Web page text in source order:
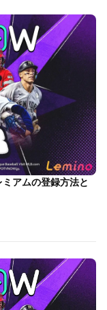
アムの登録方法と